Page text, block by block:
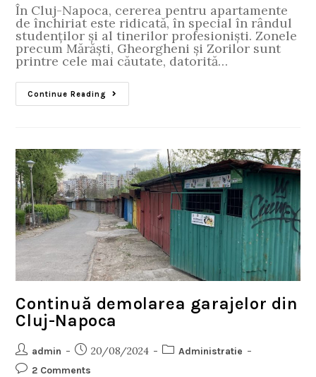
În Cluj-Napoca, cererea pentru apartamente
de închiriat este ridicată, în special în rândul
studenților și al tinerilor profesioniști. Zonele
precum Mărăști, Gheorgheni și Zorilor sunt
printre cele mai căutate, datorită…
Continue Reading
Continuă demolarea garajelor din
Cluj-Napoca
admin 20/08/2024
Administratie
2 Comments